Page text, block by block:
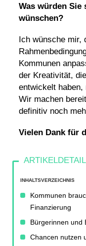
Was würden Sie
wünschen?
Ich wünsche mir,
Kommunen
der Kreativität,
entwickelt haben,
Wir machen
definitiv noch
Vielen Dank für
INHALTSVERZEICHNIS
Kommunen
Finanzierung
Bürgerinnen und
Chancen nutzen